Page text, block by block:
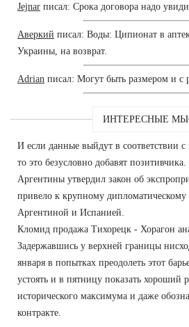
Jejnar писал: Срока договора надо
Аверкий писал: Воды: Ципионат в
Украины, на возврат.
Adrian писал: Могут быть размером и с
ИНТЕРЕСНЫЕ
И если данные выйдут в соответствии с
то это безусловно добавят
Аргентины утвердил закон об
привело к крупному
Аргентиной и Испанией.
Кломид продажа Тихорецк - Хорагон
Задержавшись у верхней границы
января в попытках преодолеть этот
устоять и в пятницу показать хороший
исторического максимума и даже
контракте.